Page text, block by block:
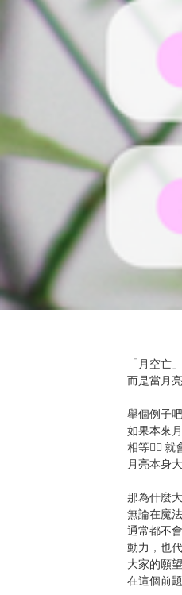
「月空亡
而是當月
舉個例子吧
如果本來
相等👉🏻
月亮本身
那為什麼
無論在魔
通常都不
動力，也
大家的願